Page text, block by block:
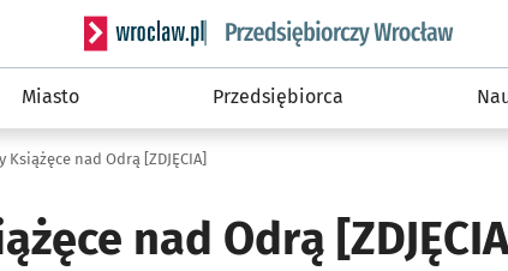
Serwis informacyjny wroclaw.pl podserwis:
Miasto Przedsiębiorca
Książęce nad Odrą [ZDJĘCIA]
nad Odrą